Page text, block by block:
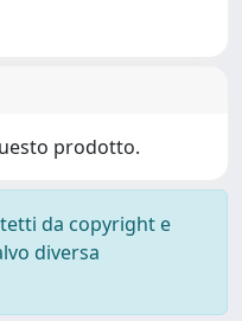
prodotto.
da copyright e
diversa